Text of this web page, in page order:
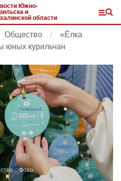
Южно-
и
области
Общество
«Ёлка
юных курильчан
Фото: